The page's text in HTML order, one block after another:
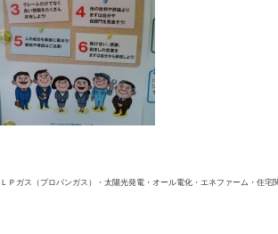
ＬＰガス（プロパンガス）・太陽光発電・オール電化・エネファーム・住